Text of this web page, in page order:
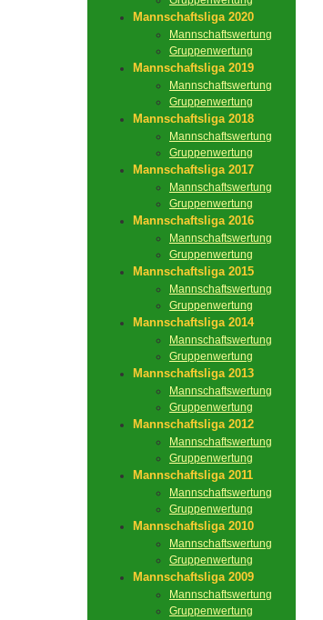
Mannschaftsliga 2020
Mannschaftswertung
Gruppenwertung
Mannschaftsliga 2019
Mannschaftswertung
Gruppenwertung
Mannschaftsliga 2018
Mannschaftswertung
Gruppenwertung
Mannschaftsliga 2017
Mannschaftswertung
Gruppenwertung
Mannschaftsliga 2016
Mannschaftswertung
Gruppenwertung
Mannschaftsliga 2015
Mannschaftswertung
Gruppenwertung
Mannschaftsliga 2014
Mannschaftswertung
Gruppenwertung
Mannschaftsliga 2013
Mannschaftswertung
Gruppenwertung
Mannschaftsliga 2012
Mannschaftswertung
Gruppenwertung
Mannschaftsliga 2011
Mannschaftswertung
Gruppenwertung
Mannschaftsliga 2010
Mannschaftswertung
Gruppenwertung
Mannschaftsliga 2009
Mannschaftswertung
Gruppenwertung